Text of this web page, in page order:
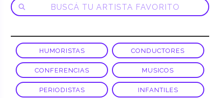
HUMORISTAS CONDUCTORES
CONFERENCIAS MUSICOS
PERIODISTAS INFANTILES